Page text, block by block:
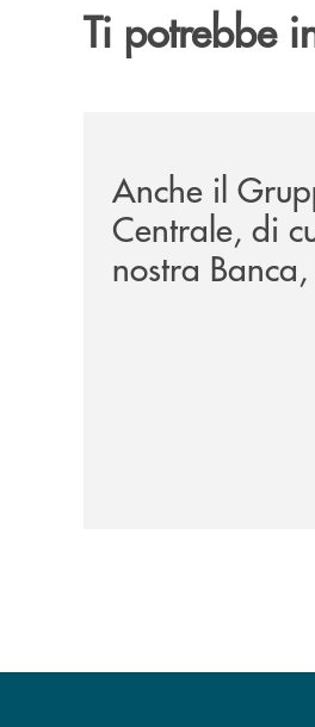
Ti potrebbe
Anche il
Centrale, di
nostra
EUR.BANK,